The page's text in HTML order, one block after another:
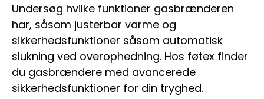
Undersøg hvilke funktioner gasbrænderen
har, såsom justerbar varme og
sikkerhedsfunktioner såsom automatisk
slukning ved overophedning. Hos føtex finder
du gasbrændere med avancerede
sikkerhedsfunktioner for din tryghed.